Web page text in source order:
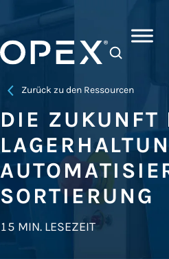
Zurück zu den Ressourcen
DIE ZUKUNFT
SORTIERUNG
15 MIN. LESEZEIT